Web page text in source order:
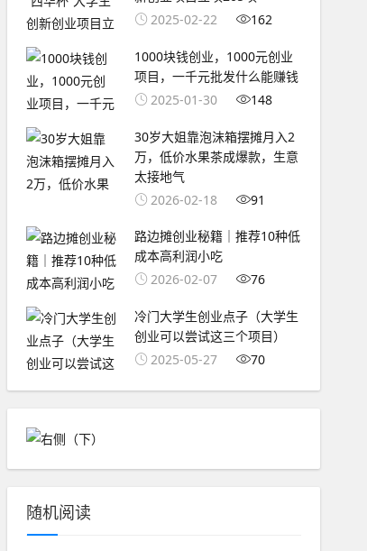
2025-02-22
162
1000块钱创业，1000元创业
项目，一千元批发什么能赚钱
2025-01-30
148
30岁大姐靠泡沫箱摆摊月入2
万，低价水果茶成爆款，生意
太接地气
2026-02-18
91
路边摊创业秘籍｜推荐10种低
成本高利润小吃
2026-02-07
76
冷门大学生创业点子（大学生
创业可以尝试这三个项目）
2025-05-27
70
随机阅读